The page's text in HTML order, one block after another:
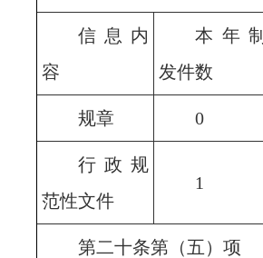
信息内
容
本年制
发件数
规章 0
行政规
范性文件
1
第二十条第（五）项